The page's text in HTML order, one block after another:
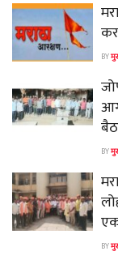
BY
BY
BY